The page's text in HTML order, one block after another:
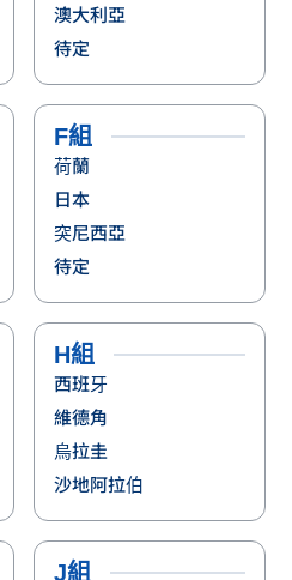
澳大利亞
待定
F組
荷蘭
日本
突尼西亞
待定
H組
西班牙
維德角
烏拉圭
沙地阿拉伯
J組